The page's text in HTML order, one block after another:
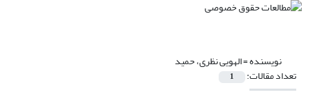
نویسنده =الهویی نظری، حمید
تعداد مقالات: 1